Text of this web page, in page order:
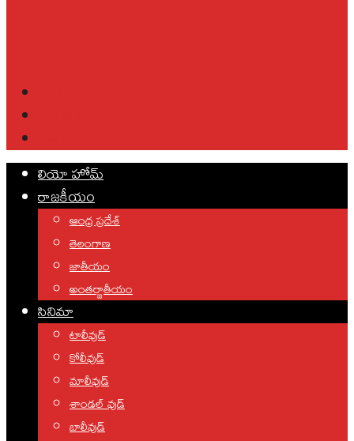
లియో హోమ్
రాజకీయం
ఆంధ్ర ప్రదేశ్
తెలంగాణ
జాతీయం
అంతర్జాతీయం
సినిమా
టాలీవుడ్
కోలీవుడ్
మాలీవుడ్
శాండల్ వుడ్
బాలీవుడ్